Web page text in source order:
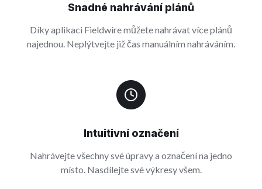
Snadné nahrávání plánů
Díky aplikaci Fieldwire můžete nahrávat více plánů
najednou. Neplýtvejte již čas manuálním nahráváním.
Intuitivní označení
Nahrávejte všechny své úpravy a označení na jedno
místo. Nasdílejte své výkresy všem.